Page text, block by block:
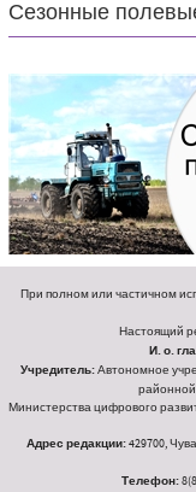
Сезонные
При полном или частичном
Настоящий
И. о.
Учредитель:Автономное
районной
Министерства цифрового
Адрес редакции:429700,
Телефон: